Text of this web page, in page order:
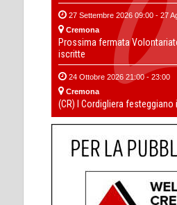
27 Settembre 2026 09:00 - 27
Cremona
Prossima fermata
iscritte
24 Ottobre 2026 21:00 - 23:00
Cremona
(CR) I Cordigliera festeggiano